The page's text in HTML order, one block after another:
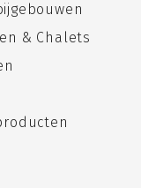
& Chalets